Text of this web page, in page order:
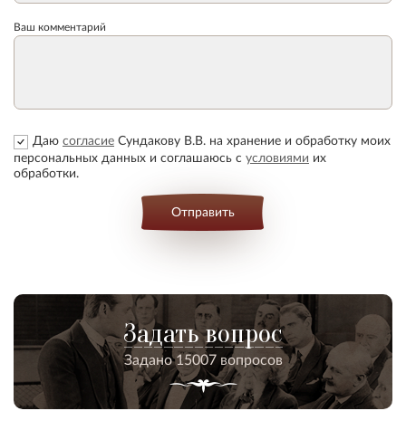
Ваш комментарий
Даю согласие Сундакову В.В. на хранение и обработку моих
персональных данных и соглашаюсь с условиями их
обработки.
Отправить
Задать вопрос
Задано 15007 вопросов